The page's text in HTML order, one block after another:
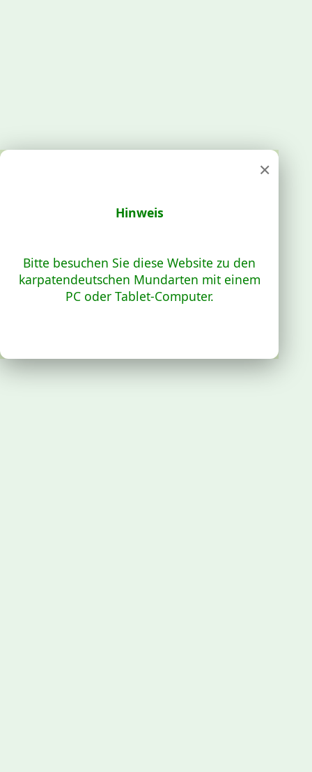
×
Hinweis
Bitte besuchen Sie diese Website zu den
karpatendeutschen Mundarten mit einem
PC oder Tablet-Computer.